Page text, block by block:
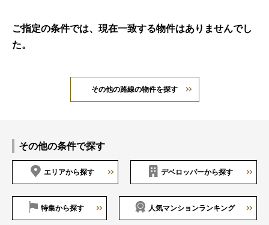
ご指定の条件では、現在一致する物件はありませんでし
た。
その他の路線の物件を探す
その他の条件で探す
エリアから探す デベロッパーから探す
特集から探す 人気マンションランキング